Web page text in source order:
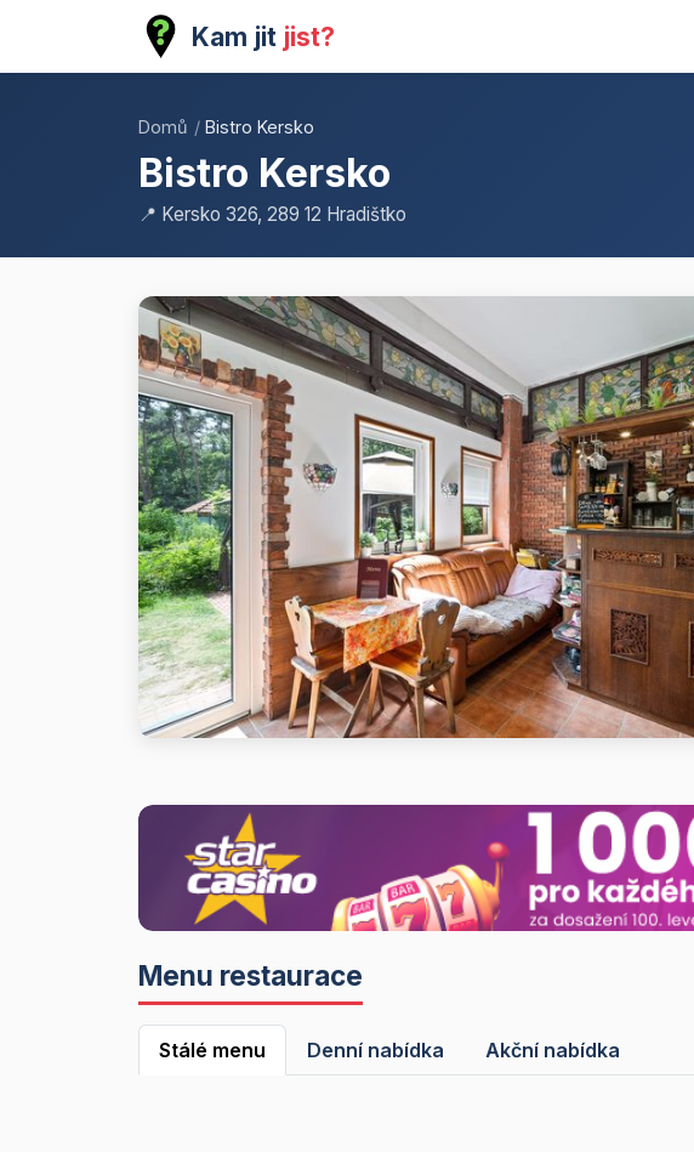
Kam jit jist?
Domů / Bistro Kersko
Bistro Kersko
📍 Kersko 326, 289 12 Hradištko
Menu restaurace
Stálé menu Denní nabídka Akční nabídka